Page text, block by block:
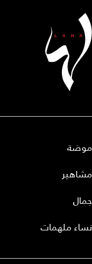
موضة
مشاهير
جمال
نساء ملهمات